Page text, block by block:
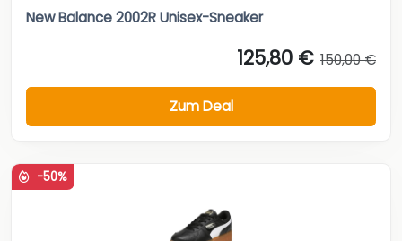
New Balance 2002R Unisex-Sneaker
125,80 € 150,00 €
Zum Deal
-50%